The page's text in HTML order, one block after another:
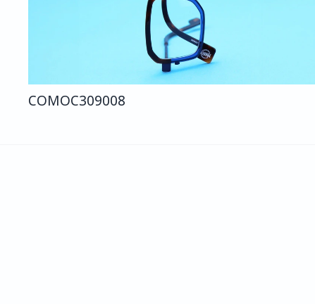
COMOC309008